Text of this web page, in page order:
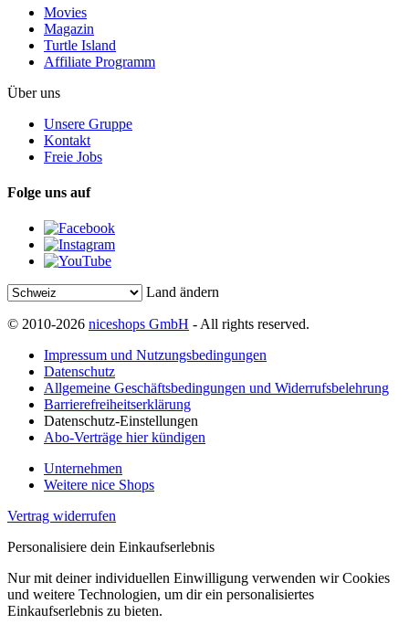
Movies
Magazin
Turtle Island
Affiliate Programm
Über uns
Unsere Gruppe
Kontakt
Freie Jobs
Folge uns auf
Land ändern
© 2010-2026 niceshops GmbH - All rights reserved.
Impressum und Nutzungsbedingungen
Datenschutz
Allgemeine Geschäftsbedingungen und Widerrufsbelehrung
Barrierefreiheitserklärung
Datenschutz-Einstellungen
Abo-Verträge hier kündigen
Unternehmen
Weitere nice Shops
Vertrag widerrufen
Personalisiere dein Einkaufserlebnis
Nur mit deiner individuellen Einwilligung verwenden wir Cookies
und weitere Technologien, um dir ein personalisiertes
Einkaufserlebnis zu bieten.